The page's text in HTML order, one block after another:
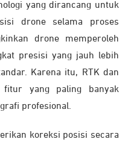
yang dirancang untuk
drone selama proses
drone memperoleh
presisi yang jauh lebih
Karena itu, RTK dan
yang paling banyak
profesional.
koreksi posisi secara